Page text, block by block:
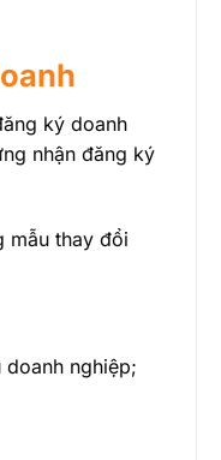
ký doanh
nhận đăng ký
mẫu thay đổi
nghiệp;